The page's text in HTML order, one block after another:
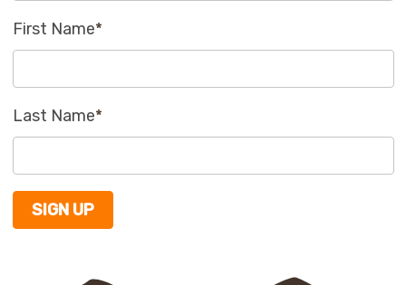
First Name*
Last Name*